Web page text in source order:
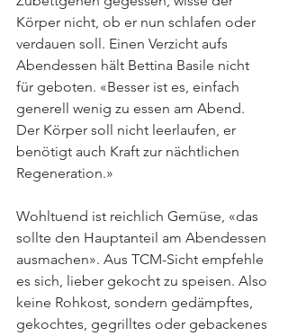
Körper nicht, ob er nun schlafen oder
verdauen soll. Einen Verzicht aufs
Abendessen hält Bettina Basile nicht
für geboten. «Besser ist es, einfach
generell wenig zu essen am Abend.
Der Körper soll nicht leerlaufen, er
benötigt auch Kraft zur nächtlichen
Regeneration.»
Wohltuend ist reichlich Gemüse, «das
sollte den Hauptanteil am Abendessen
ausmachen». Aus TCM-Sicht empfehle
es sich, lieber gekocht zu speisen. Also
keine Rohkost, sondern gedämpftes,
gekochtes, gegrilltes oder gebackenes